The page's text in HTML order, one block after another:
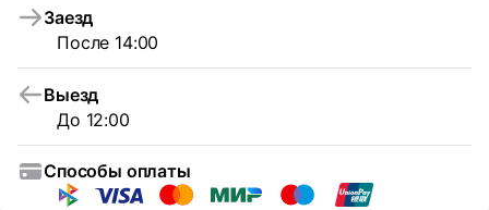
Заезд
После 14:00
Выезд
До 12:00
Способы оплаты